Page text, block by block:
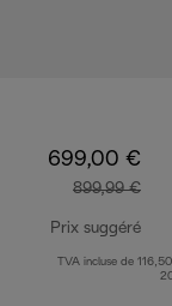
699,00 €
899,99 €
Prix suggéré
TVA incluse de